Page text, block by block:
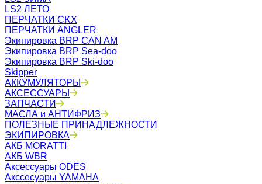
LS2 ЛЕТО
ПЕРЧАТКИ CKX
ПЕРЧАТКИ ANGLER
Экипировка BRP CAN AM
Экипировка BRP Sea-doo
Экипировка BRP Ski-doo
Skipper
АККУМУЛЯТОРЫ
АКСЕССУАРЫ
ЗАПЧАСТИ
МАСЛА и АНТИФРИЗ
ПОЛЕЗНЫЕ ПРИНАДЛЕЖНОСТИ
ЭКИПИРОВКА
АКБ MORATTI
АКБ WBR
Аксессуары ODES
Акссесуары YAMAHA